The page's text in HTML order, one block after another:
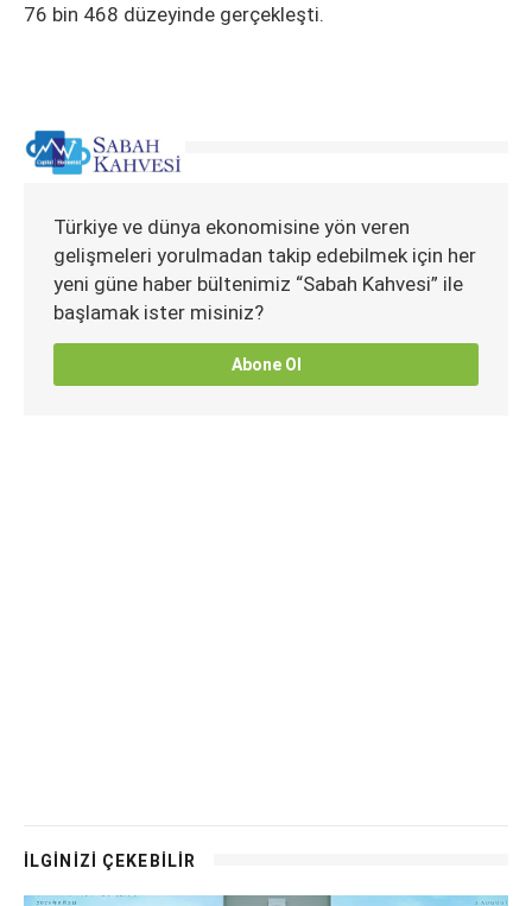
76 bin 468 düzeyinde gerçekleşti.
Türkiye ve dünya ekonomisine yön veren
gelişmeleri yorulmadan takip edebilmek için her
yeni güne haber bültenimiz “Sabah Kahvesi” ile
başlamak ister misiniz?
Abone Ol
İLGİNİZİ ÇEKEBİLİR